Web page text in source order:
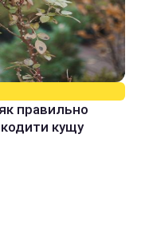
правильно
кущу